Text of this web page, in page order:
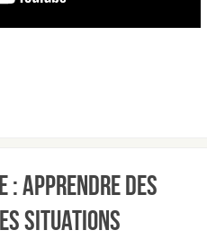
: apprendre des
situations